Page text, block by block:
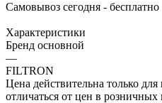
Самовывоз сегодня - бесплатно
Характеристики
Бренд основной
—
FILTRON
Цена действительна только
отличаться от цен в розничных